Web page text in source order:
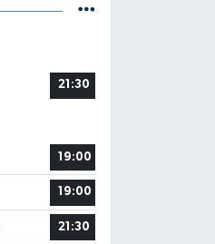
21:30
19:00
19:00
21:30